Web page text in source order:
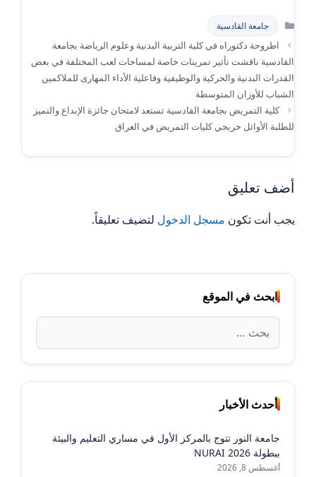
التصنيفات
جامعة القادسية
اطروحة دكتوراه في كلية التربية البدنية وعلوم الرياضة بجامعة
القادسية ناقشت تأثير تمرينات خاصة لمساحات لعب المختلفة في بعض
القدرات البدنية والحركية والوظيفية وفاعلية الأداء المهارى للملاكمين
الشباب للأوزان المتوسطة
كلية التمريض بجامعة القادسية تستعد لامتحان جائزة الإبداع والتميز
للطلبة الأوائل خريجي كليات التمريض في العراق
أضف تعليق
يجب أنت تكون مسجل الدخول لتضيف تعليقاً.
ابحث في الموقع
البحث
عن:
أحدث الأخبار
جامعة النور تتوج بالمركز الأول في مساري التعليم والبيئة
ببطولة NURAI 2026
أغسطس 8, 2026